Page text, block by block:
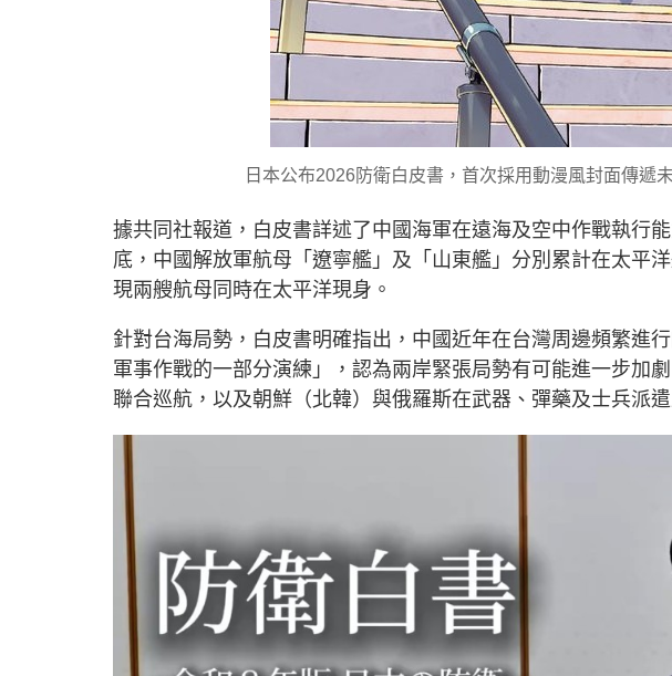
日本公布2026防衛白皮書，首次採用動漫風封面傳遞
據共同社報道，白皮書詳述了中國海軍在遠海及空中作戰執行
底，中國解放軍航母「遼寧艦」及「山東艦」分別累計在太平
現兩艘航母同時在太平洋現身。
針對台海局勢，白皮書明確指出，中國近年在台灣周邊頻繁進
軍事作戰的一部分演練」，認為兩岸緊張局勢有可能進一步加
聯合巡航，以及朝鮮（北韓）與俄羅斯在武器、彈藥及士兵派